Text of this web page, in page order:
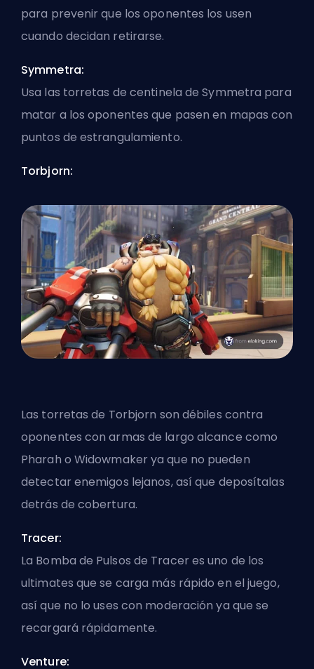
para prevenir que los oponentes los usen
cuando decidan retirarse.
Symmetra:
Usa las torretas de centinela de Symmetra para
matar a los oponentes que pasen en mapas con
puntos de estrangulamiento.
Torbjorn:
Las torretas de Torbjorn son débiles contra
oponentes con armas de largo alcance como
Pharah o Widowmaker ya que no pueden
detectar enemigos lejanos, así que deposítalas
detrás de cobertura.
Tracer:
La Bomba de Pulsos de Tracer es uno de los
ultimates que se carga más rápido en el juego,
así que no lo uses con moderación ya que se
recargará rápidamente.
Venture: